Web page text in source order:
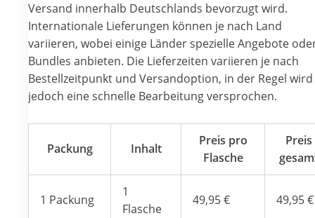
Versand innerhalb Deutschlands bevorzugt wird.
Internationale Lieferungen können je nach Land
variieren, wobei einige Länder spezielle Angebote
Bundles anbieten. Die Lieferzeiten variieren je nach
Bestellzeitpunkt und Versandoption, in der Regel wird
jedoch eine schnelle Bearbeitung versprochen.
Packung Inhalt
Preis pro
Flasche
Preis
1 Packung
1
Flasche
49,95 € 49,95 €